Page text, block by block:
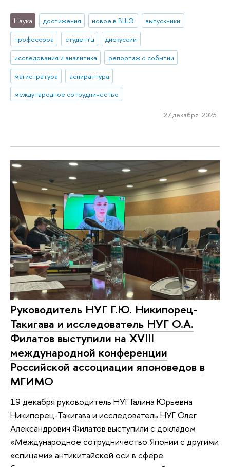
Наука достижения новое в ВШЭ
выпускники
профессора
студенты
дискуссии
исследования и аналитика
репортаж о событии
магистратура
аспирантура
международное сотрудничество
27 декабря 2025
Руководитель НУГ Г.Ю. Никипорец-
Такигава и исследователь НУГ О.А.
Филатов выступили на XVIII
международной конференции
Российской ассоциации японоведов в
МГИМО
19 декабря руководитель НУГ Галина Юрьевна
Никипорец-Такигава и исследователь НУГ Олег
Александрович Филатов выступили с докладом
«Международное сотрудничество Японии с другими
«спицами» антикитайской оси в сфере